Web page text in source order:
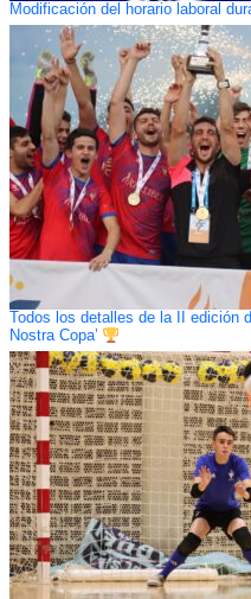
Modificación del horario laboral
Todos los detalles de la II edición
Nostra Copa’